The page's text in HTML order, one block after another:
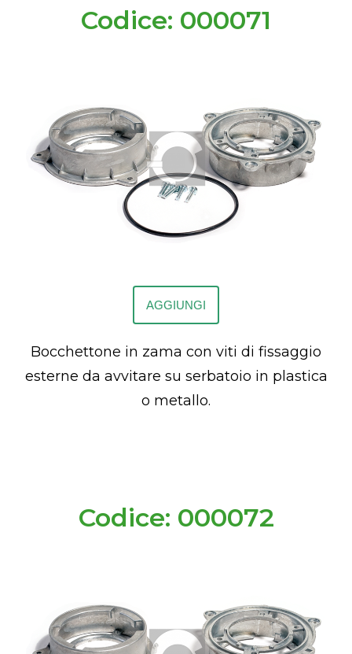
Codice: 000071
AGGIUNGI
Bocchettone in zama con viti di fissaggio
esterne da avvitare su serbatoio in plastica
o metallo.
Codice: 000072